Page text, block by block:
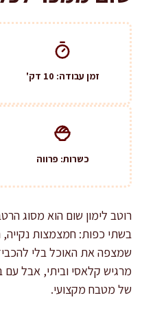
זמן עבודה: 10 דק'
כשרות: פרווה
רוטב לימון שום הוא מסוג
בשתי כפות: חמצמצות
שמצפה את האוכל בלי
מרגיש קלאסי וביתי, אבל עם
של מטבח מקצועי.